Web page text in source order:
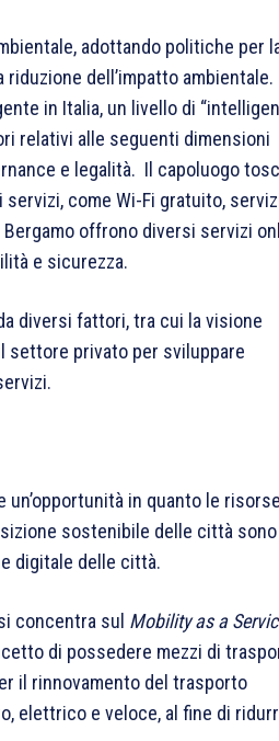
adottando politiche per
dell’impatto ambientale.
in Italia, un livello di
relativi alle seguenti dimensioni
e legalità. Il capoluogo
come Wi-Fi gratuito,
offrono diversi servizi
e sicurezza.
diversi fattori, tra cui la visione
settore privato per sviluppare
in quanto le risorse
sostenibile delle città sono
digitale delle città.
concentra sul Mobility as a
di possedere mezzi di
il rinnovamento del trasporto
elettrico e veloce, al fine di